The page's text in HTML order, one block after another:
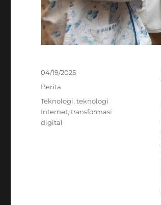
Posted
04/19/2025
Categories
Berita
Tags
Teknologi,teknologi
Internet,transformasi
digital